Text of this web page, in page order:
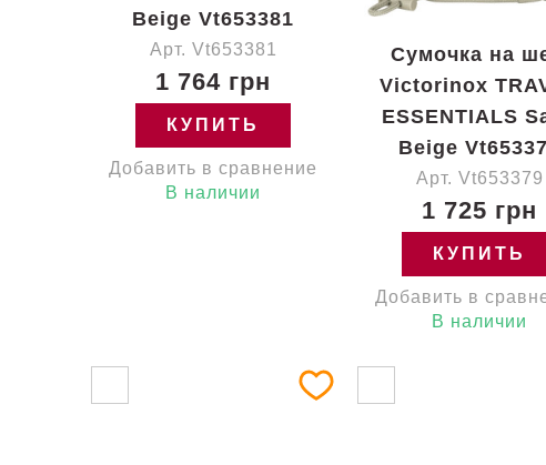
Beige Vt653381
Арт. Vt653381
1 764 грн
КУПИТЬ
Добавить в сравнение
В наличии
Сумочка на
Victorinox
ESSENTIALS
Beige
Арт. Vt653379
1 725 грн
КУПИТЬ
Добавить в
В наличии